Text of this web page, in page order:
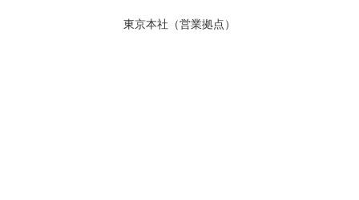
東京本社（営業拠点）